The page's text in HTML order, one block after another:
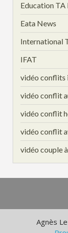
Education
Eata News
International
IFAT
vidéo conflits
vidéo conflit
vidéo conflit
vidéo conflit
vidéo couple
Agnès